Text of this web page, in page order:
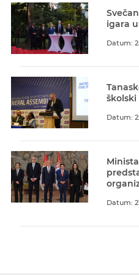
igara
Datum:
školski
Datum:
Datum: